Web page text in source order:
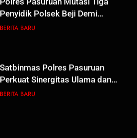
Satbinmas Polres Pasuruan
Perkuat Sinergitas Ulama dan
Umara Melalui Program Rabu
Menjelang HUT ke-23,
Masyarakat Pribumi Palang
Tugu Sejarah Trikora